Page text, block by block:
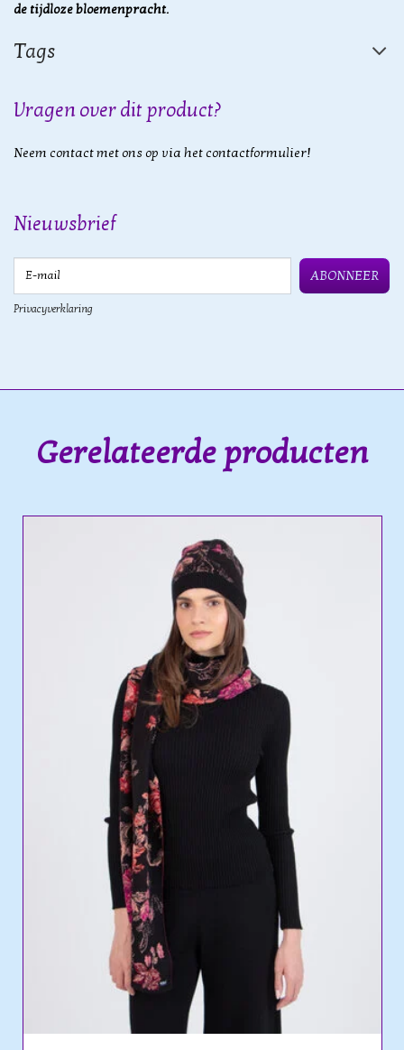
de tijdloze bloemenpracht.
Tags
Vragen over dit product?
Neem contact met ons op via het contactformulier!
Nieuwsbrief
ABONNEER
Privacyverklaring
Gerelateerde producten